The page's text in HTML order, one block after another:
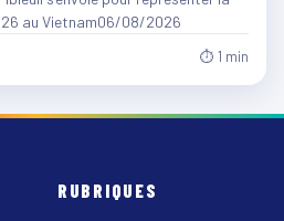
au Vietnam06/08/2026
⏱ 1 min
RUBRIQUES